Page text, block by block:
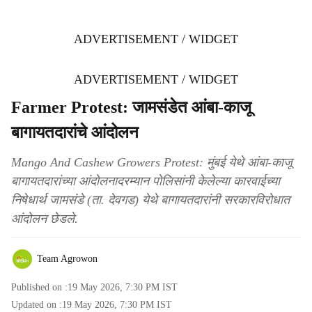
ADVERTISEMENT / WIDGET
ADVERTISEMENT / WIDGET
Farmer Protest: जामसंडेत आंबा-काजू
बागायतदारांचे आंदोलन
Mango And Cashew Growers Protest: मुंबई येथे आंबा-काजू
बागायतदारांच्या आंदोलनादरम्यान पोलिसांनी केलेल्या कारवाईच्या
निषेधार्थ जामसंडे (ता. देवगड) येथे बागायतदारांनी सरकारविरोधात
आंदोलन छेडले.
Team Agrowon
Published on :19 May 2026, 7:30 PM IST
Updated on :19 May 2026, 7:30 PM IST